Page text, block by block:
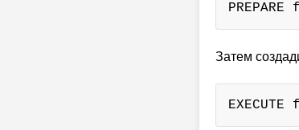
Затем